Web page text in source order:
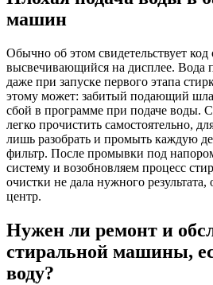
машин
Обычно об этом свидетельствует
высвечивающийся на дисплее. Вода
даже при запуске первого этапа
этому может: забитый подающий
сбой в программе при подаче воды.
легко прочистить самостоятельно,
лишь разобрать и промыть каждую
фильтр. После промывки под
систему и возобновляем процесс
очистки не дала нужного
центр.
Нужен ли ремонт и
стиральной машины,
воду?